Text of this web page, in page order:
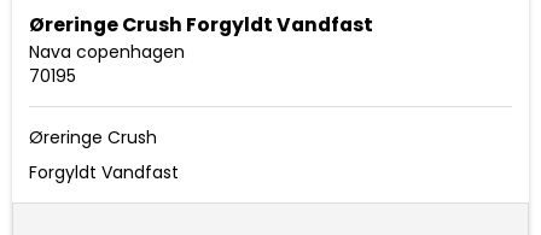
Øreringe Crush Forgyldt Vandfast
Nava copenhagen
70195
Øreringe Crush
Forgyldt Vandfast